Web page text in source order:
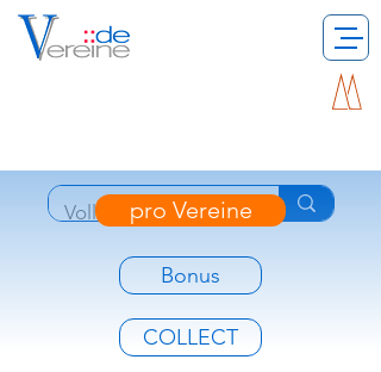
pro Vereine
Bonus
COLLECT